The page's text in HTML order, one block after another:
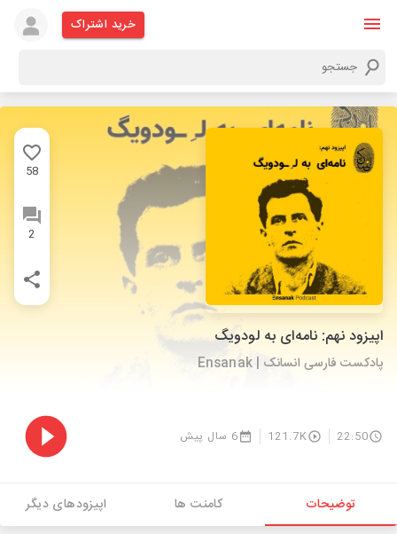
خرید اشتراک
58
2
اپیزود نهم: نامه‌ای به لودویگ
پادکست فارسی انسانک | Ensanak
22:50
121.7K 6 سال پیش
توضیحات کامنت ها اپیزودهای دیگر